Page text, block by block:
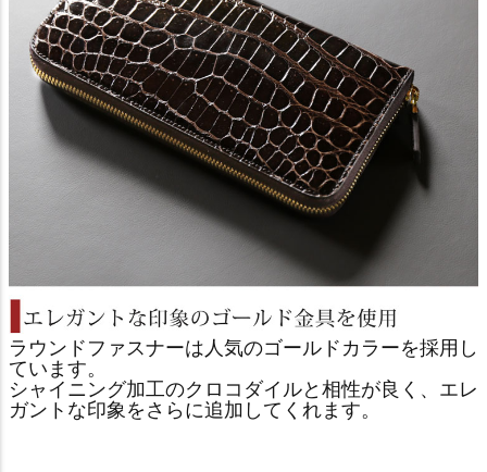
ラウンドファスナーは人気のゴールドカラーを採用し
ています。
シャイニング加工のクロコダイルと相性が良く、エレ
ガントな印象をさらに追加してくれます。